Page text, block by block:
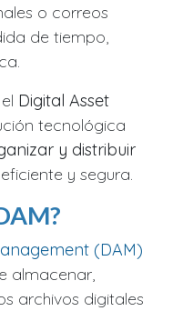
o correos
de tiempo,
Digital Asset
tecnológica
y distribuir
y segura.
(DAM)
almacenar,
archivos digitales